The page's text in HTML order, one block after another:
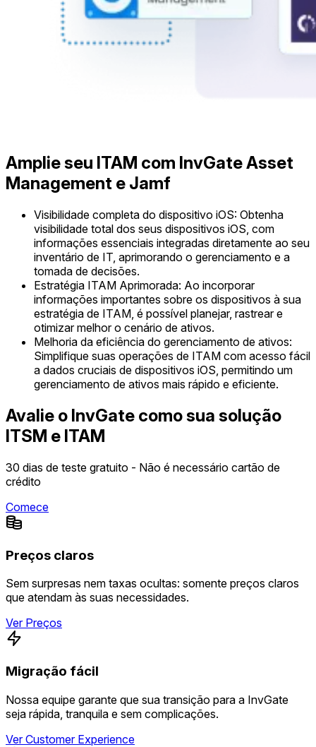
Amplie seu ITAM com InvGate Asset
Management e Jamf
Visibilidade completa do dispositivo iOS: Obtenha
visibilidade total dos seus dispositivos iOS, com
informações essenciais integradas diretamente ao seu
inventário de IT, aprimorando o gerenciamento e a
tomada de decisões.
Estratégia ITAM Aprimorada: Ao incorporar
informações importantes sobre os dispositivos à sua
estratégia de ITAM, é possível planejar, rastrear e
otimizar melhor o cenário de ativos.
Melhoria da eficiência do gerenciamento de ativos:
Simplifique suas operações de ITAM com acesso fácil
a dados cruciais de dispositivos iOS, permitindo um
gerenciamento de ativos mais rápido e eficiente.
Avalie o InvGate como sua solução
ITSM e ITAM
30 dias de teste gratuito - Não é necessário cartão de
crédito
Comece
Preços claros
Sem surpresas nem taxas ocultas: somente preços claros
que atendam às suas necessidades.
Ver Preços
Migração fácil
Nossa equipe garante que sua transição para a InvGate
seja rápida, tranquila e sem complicações.
Ver Customer Experience